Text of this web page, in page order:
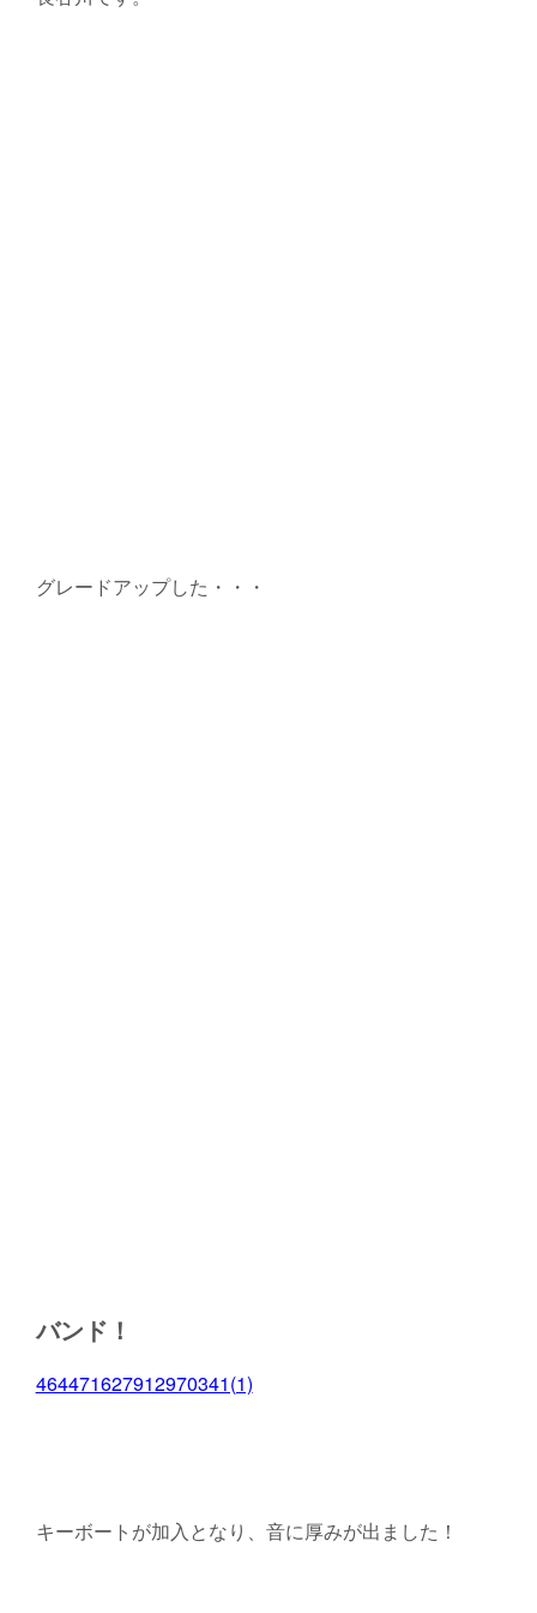
グレードアップした・・・
バンド！
464471627912970341(1)
キーボートが加入となり、音に厚みが出ました！